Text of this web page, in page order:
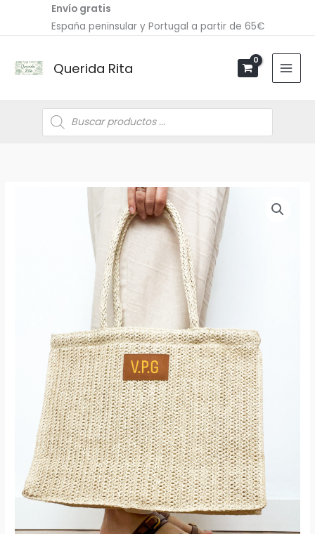
Envío gratis
España peninsular y Portugal a partir de 65€
Querida Rita
Búsqueda
de
productos